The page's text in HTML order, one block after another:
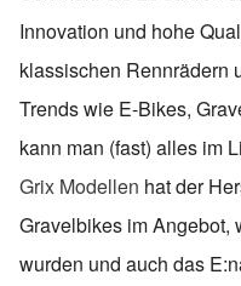
Innovation und hohe
klassischen Rennrädern
Trends wie E-Bikes,
kann man (fast) alles im
Grix Modellen hat der
Gravelbikes im Angebot,
wurden und auch das